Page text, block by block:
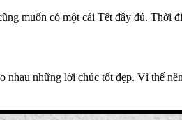
muốn có một cái Tết đầy đủ. Thời
nhau những lời chúc tốt đẹp. Vì thế